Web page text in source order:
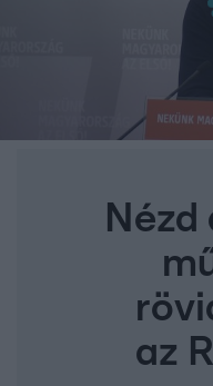
Nézd
az